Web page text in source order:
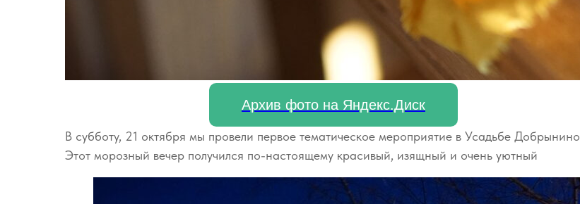
Архив фото на Яндекс.Диск
В субботу, 21 октября мы провели первое тематическое мероприятие в Усадьбе Добрынино
Этот морозный вечер получился по-настоящему красивый, изящный и очень уютный